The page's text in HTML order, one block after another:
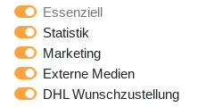
Hiermit bestätige ich, dass
gelesen habe. Meine
widerrufen.**
Essenziell
Statistik
Marketing
Externe Medien
DHL Wunschzustellung